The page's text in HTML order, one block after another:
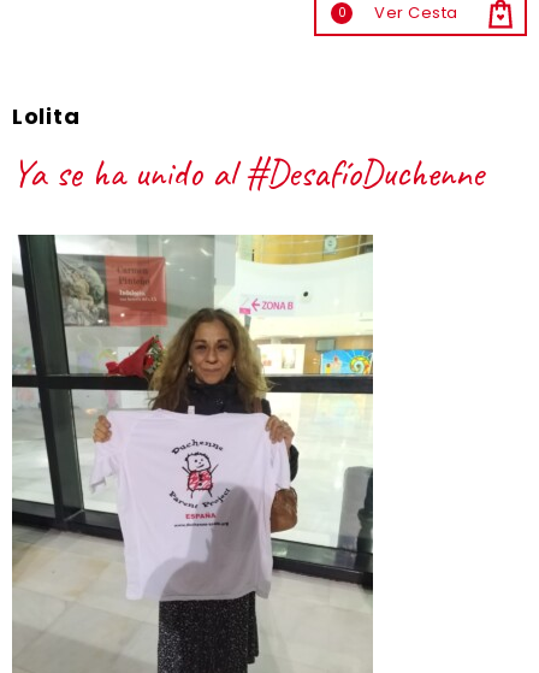
0 Ver Cesta
Lolita
Ya se ha unido al #DesafíoDuchenne